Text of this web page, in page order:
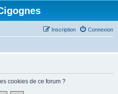
Connexion
Inscription
cookies de ce forum ?